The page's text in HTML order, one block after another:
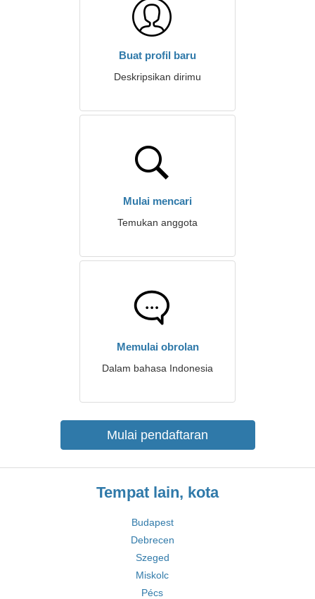
Buat profil baru
Deskripsikan dirimu
Mulai mencari
Temukan anggota
Memulai obrolan
Dalam bahasa Indonesia
Mulai pendaftaran
Tempat lain, kota
Budapest
Debrecen
Szeged
Miskolc
Pécs